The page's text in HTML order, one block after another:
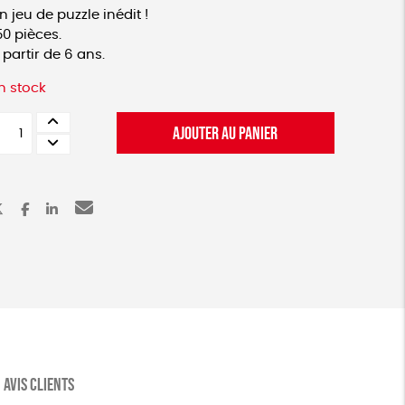
jeu de puzzle inédit !
pièces.
partir de 6 ans.
stock
AJOUTER AU PANIER
AVIS CLIENTS